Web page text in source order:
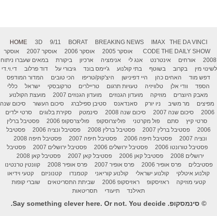
HOME 3D 9/11 BORAT BREAKING NEWS IMAX
THE DA VINCI
CODE THE DAILY SHOW אוסקר 2005 אוסקר 2006 אוסקר 2007
אוסקר
2008
אורחים אינטרנט אנג לי אנימציה ארכיון ביקורת
במאים שעברו ניתוח
לשינוי מין
בקרוב בשוטף בתי קולנוע ג'יימס בונד גיבורי על דוד פרלוב
די.וי.די
דפש מוד
האחים כהן היי דפינישן היצ'קוק/טריפו הכי טובים
המדור המודפס
הספד
וודי אלן טלוויזיה טעויות תרגום טריילרים טרקובסקי ישראל
כללי
מאבק היוצרים
מוזיקה מועדון הגנוזים מועדון הגנוזים 2007
מועצת הקולנוע
מפיצים
מר משיב ניו יורק סאנדאנס סטיבן ספילברג סיכום העשור
סיכום שנה
2006
סיכום שנה 2007 סיכום שנה 2008 סינמטק סקירת בלוגים
סרטי ילדים
סרטי קיץ
סתם פול מקרטני פוליצרוסקופ פוליצרסקופ 2006
פסטיבל ברלין
2006
פסטיבל ברלין 2007 פסטיבל ברלין 2008 פסטיבל ונציה 2006
פסטיבל
ונציה 2007
פסטיבל חיפה 2006 פסטיבל חיפה 2007
פסטיבל חיפה 2008
פסטיבל טורונטו 2006
פסטיבל ירושלים 2006 פסטיבל ירושלים 2007
פסטיבל
ירושלים 2008
פסטיבל קאן 2006 פסטיבל קאן 2007
פסטיבל קאן 2008
פסטיבלים
פרס אופיר 2006 פרס אופיר 2007 פרס אופיר 2008
קוונטין טרנטינו
קולנוע איטלקי
קולנוע ישראלי קולנוע קוריאני קטמנדו קטנוניזם
קטעי וידיאו
קטעי מוזיקה
ראזיסקופ ראזיסקופ 2006 שביתת התסריטאים
שוברי קופות
תאילנד
תיעודי תסריטאות
© סינמסקופ. Say something clever here. Or not. You decide.